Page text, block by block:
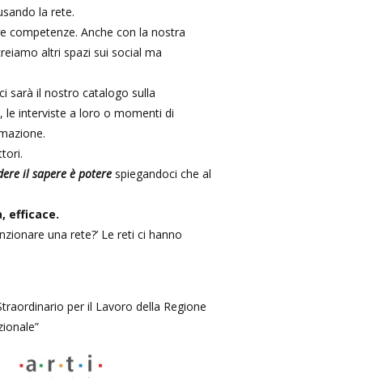
la rete.
competenze. Anche con la nostra
altri spazi sui social ma
sarà il nostro catalogo sulla
interviste a loro o momenti di
il sapere è potere spiegandoci che al
efficace.
una rete?’ Le reti ci hanno
per il Lavoro della Regione